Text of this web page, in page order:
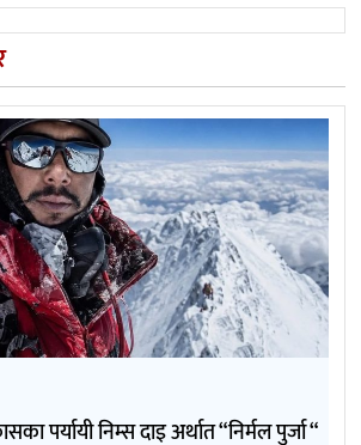
पर्यायी निम्स दाइ अर्थात “निर्मल पुर्जा “